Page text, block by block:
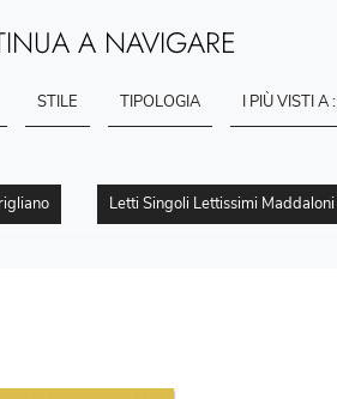
A NAVIGARE
STILE TIPOLOGIA I PIÙ VISTI A :
Letti Singoli Lettissimi Maddaloni